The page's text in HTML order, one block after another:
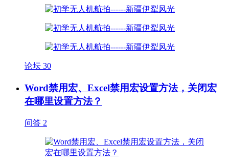
论坛 30
Word禁用宏、Excel禁用宏设置方法，关闭宏
在哪里设置方法？
问答 2